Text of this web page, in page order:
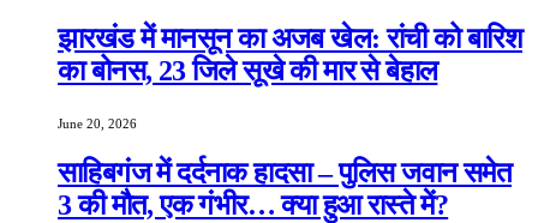
झारखंड में मानसून का अजब खेल: रांची को बारिश
का बोनस, 23 जिले सूखे की मार से बेहाल
June 20, 2026
साहिबगंज में दर्दनाक हादसा – पुलिस जवान समेत
3 की मौत, एक गंभीर… क्या हुआ रास्ते में?